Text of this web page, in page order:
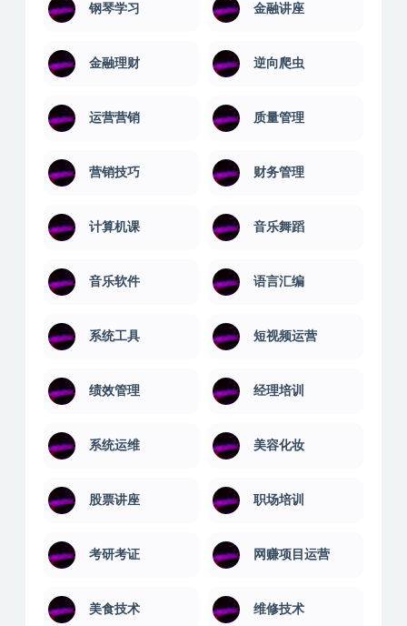
钢琴学习 金融讲座
金融理财 逆向爬虫
运营营销 质量管理
营销技巧 财务管理
计算机课 音乐舞蹈
音乐软件 语言汇编
系统工具 短视频运营
绩效管理 经理培训
系统运维 美容化妆
股票讲座 职场培训
考研考证 网赚项目运营
美食技术 维修技术